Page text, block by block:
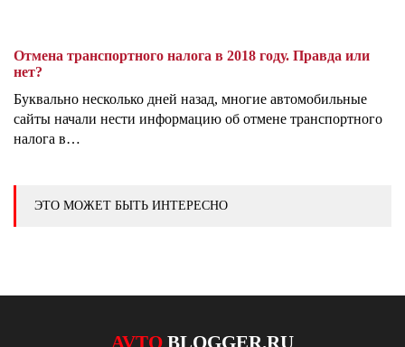
Отмена транспортного налога в 2018 году. Правда или
нет?
Буквально несколько дней назад, многие автомобильные
сайты начали нести информацию об отмене транспортного
налога в…
ЭТО МОЖЕТ БЫТЬ ИНТЕРЕСНО